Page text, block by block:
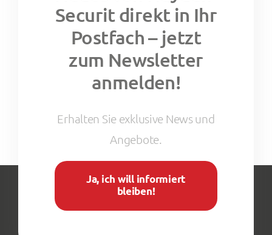
Securit direkt in Ihr
Postfach – jetzt
zum Newsletter
anmelden!
Erhalten Sie exklusive News und
Angebote.
Ja, ich will informiert
bleiben!